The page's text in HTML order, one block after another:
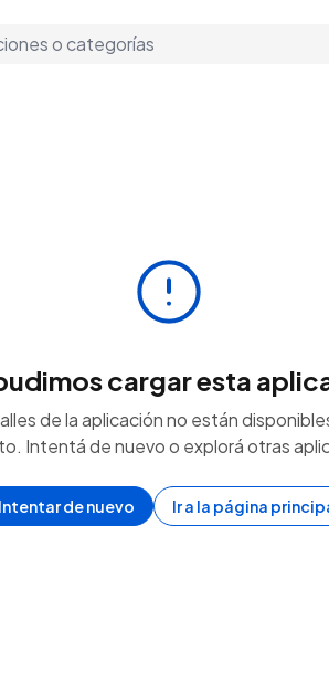
cargar esta
de la aplicación no están
Intentá de nuevo o explorá otras
Intentar de nuevo Ir a la página